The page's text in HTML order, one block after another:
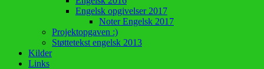
Engelsk opgivelser 2017
Noter Engelsk 2017
Projektopgaven :)
Støttetekst engelsk 2013
Kilder
Links